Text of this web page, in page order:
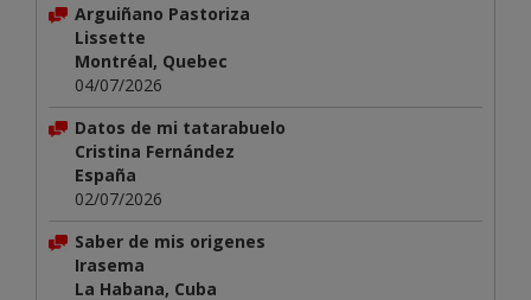
Arguiñano Pastoriza
Lissette
Montréal, Quebec
04/07/2026
Datos de mi tatarabuelo
Cristina Fernández
España
02/07/2026
Saber de mis origenes
Irasema
La Habana, Cuba